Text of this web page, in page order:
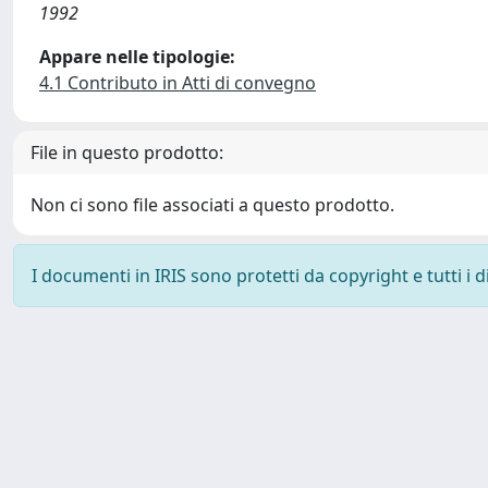
1992
Appare nelle tipologie:
4.1 Contributo in Atti di convegno
File in questo prodotto:
Non ci sono file associati a questo prodotto.
I documenti in IRIS sono protetti da copyright e tutti i